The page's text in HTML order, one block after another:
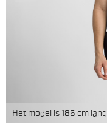
Het model is 186 cm